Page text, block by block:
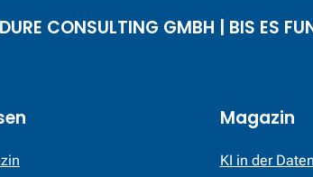
CONSULTING GMBH | BIS ES
Magazin
KI in der